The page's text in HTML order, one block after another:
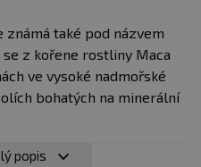
známá také pod názvem
se z kořene rostliny Maca
ve vysoké nadmořské
bohatých na minerální
kapslí 3x denně. Zapít
popis